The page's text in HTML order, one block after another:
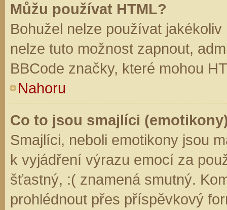
Můžu používat HTML?
Bohužel nelze používat
nelze tuto možnost zapnout,
BBCode značky, které mohou
Nahoru
Co to jsou smajlíci
Smajlíci, neboli emotikony jsou
k vyjádření výrazu emocí za
šťastný, :( znamená smutný.
prohlédnout přes příspěvkový